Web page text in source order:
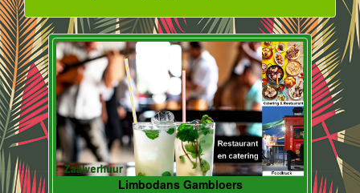
Limbodans Gambloers